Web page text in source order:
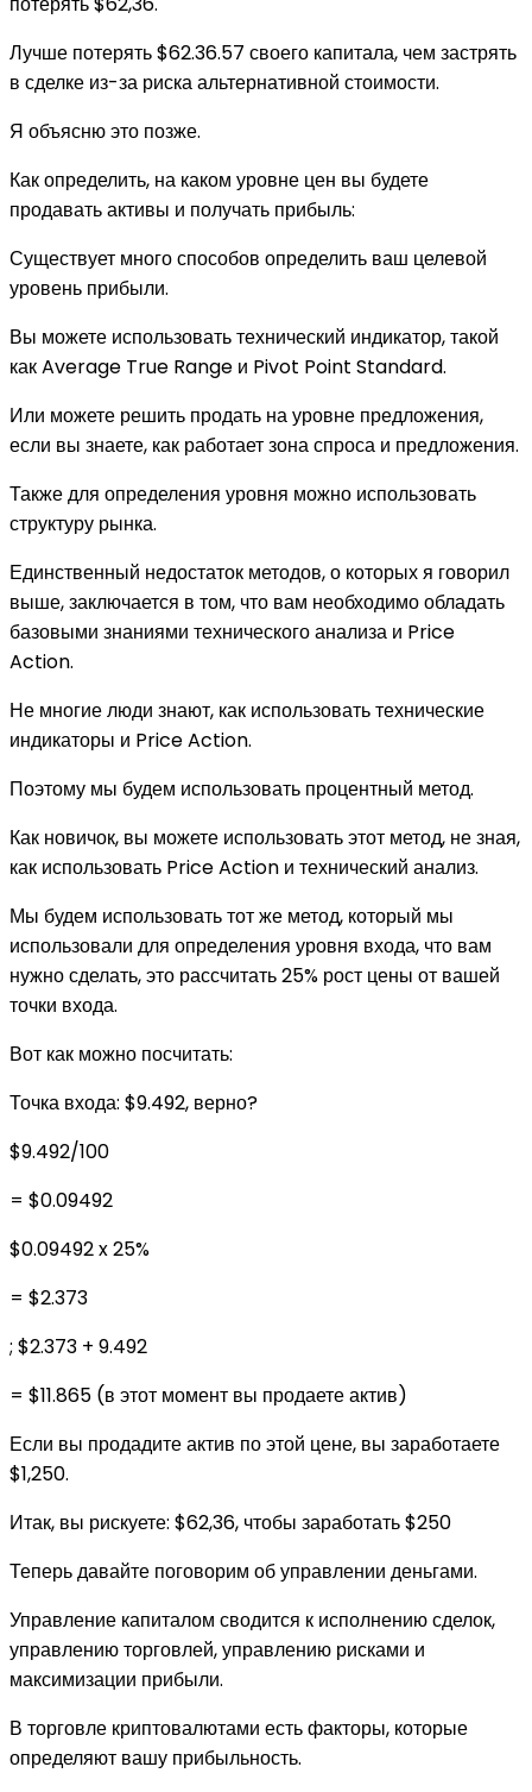
Лучше потерять $62.36.57 своего капитала, чем застрять
в сделке из-за риска альтернативной стоимости.
Я объясню это позже.
Как определить, на каком уровне цен вы будете
продавать активы и получать прибыль:
Существует много способов определить ваш целевой
уровень прибыли.
Вы можете использовать технический индикатор, такой
как Average True Range и Pivot Point Standard.
Или можете решить продать на уровне предложения,
если вы знаете, как работает зона спроса и предложения.
Также для определения уровня можно использовать
структуру рынка.
Единственный недостаток методов, о которых я говорил
выше, заключается в том, что вам необходимо обладать
базовыми знаниями технического анализа и Price
Action.
Не многие люди знают, как использовать технические
индикаторы и Price Action.
Поэтому мы будем использовать процентный метод.
Как новичок, вы можете использовать этот метод, не зная,
как использовать Price Action и технический анализ.
Мы будем использовать тот же метод, который мы
использовали для определения уровня входа, что вам
нужно сделать, это рассчитать 25% рост цены от вашей
точки входа.
Вот как можно посчитать:
Точка входа: $9.492, верно?
$9.492/100
= $0.09492
$0.09492 x 25%
= $2.373
; $2.373 + 9.492
= $11.865 (в этот момент вы продаете актив)
Если вы продадите актив по этой цене, вы заработаете
$1,250.
Итак, вы рискуете: $62,36, чтобы заработать $250
Теперь давайте поговорим об управлении деньгами.
Управление капиталом сводится к исполнению сделок,
управлению торговлей, управлению рисками и
максимизации прибыли.
В торговле криптовалютами есть факторы, которые
определяют вашу прибыльность.